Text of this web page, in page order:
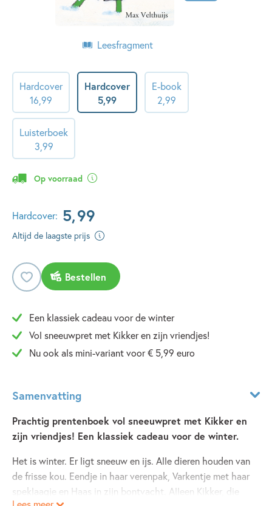
Leesfragment
Hardcover
16 99
Hardcover
5,99
E-book
2 99
Luisterboek
3 99
Op voorraad
Hardcover: 5,99
Altijd de laagste prijs
Bestellen
Een klassiek cadeau voor de winter
Vol sneeuwpret met Kikker en zijn vriendjes!
Nu ook als mini-variant voor € 5,99 euro
Samenvatting
Prachtig prentenboek vol sneeuwpret met Kikker en
zijn vriendjes! Een klassiek cadeau voor de winter.
Het is winter. Er ligt sneeuw en ijs. Alle dieren houden van
de frisse kou. Eendje in haar verenpak, Varkentje met haar
speklaagje en Haas in zijn bontvacht. Alleen Kikker, die